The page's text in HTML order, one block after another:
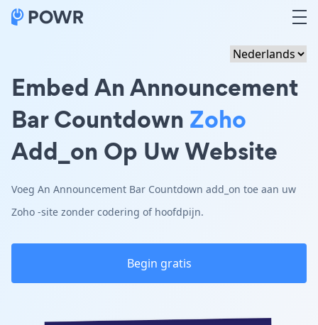
Embed An Announcement
Bar Countdown Zoho
Add_on Op Uw Website
Voeg An Announcement Bar Countdown add_on toe aan uw
Zoho -site zonder codering of hoofdpijn.
Begin gratis